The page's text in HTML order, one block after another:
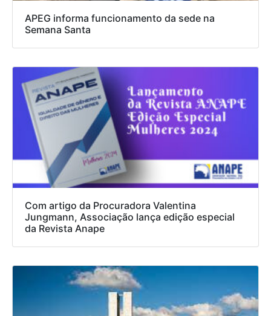
APEG informa funcionamento da sede na
Semana Santa
Com artigo da Procuradora Valentina
Jungmann, Associação lança edição especial
da Revista Anape